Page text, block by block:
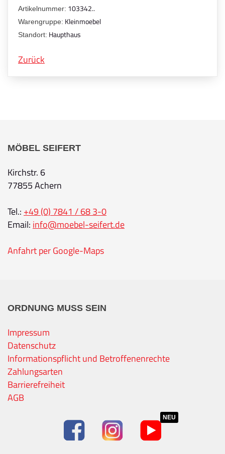
Artikelnummer: 103342..
Warengruppe: Kleinmoebel
Standort: Haupthaus
Zurück
MÖBEL SEIFERT
Kirchstr. 6
77855 Achern
Tel.: +49 (0) 7841 / 68 3-0
Email: info@moebel-seifert.de
Anfahrt per Google-Maps
ORDNUNG MUSS SEIN
Impressum
Datenschutz
Informationspflicht und Betroffenenrechte
Zahlungsarten
Barrierefreiheit
AGB
NEU